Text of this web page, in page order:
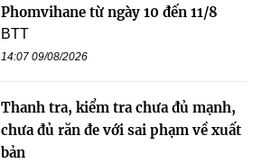
Phomvihane từ ngày 10 đến 11/8
BTT
14:07 09/08/2026
Thanh tra, kiểm tra chưa đủ mạnh,
chưa đủ răn đe với sai phạm về xuất
bản